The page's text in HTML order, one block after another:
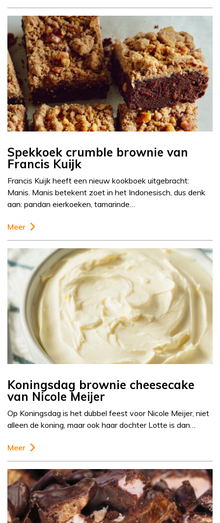
Spekkoek crumble brownie van
Francis Kuijk
Francis Kuijk heeft een nieuw kookboek uitgebracht:
Manis. Manis betekent zoet in het Indonesisch, dus denk
aan: pandan eierkoeken, tamarinde…
Meer
Koningsdag brownie cheesecake
van Nicole Meijer
Op Koningsdag is het dubbel feest voor Nicole Meijer, niet
alleen de koning, maar ook haar dochter Lotte is dan…
Meer